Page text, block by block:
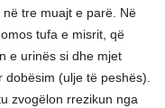
tre muajt e parë. Në
tufa e misrit, që
e urinës si dhe mjet
(ulje të peshës).
zvogëlon rrezikun nga